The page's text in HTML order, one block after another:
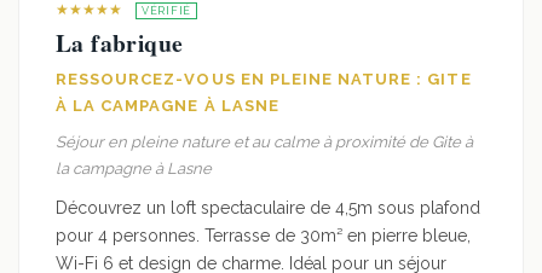
★★★★★ VÉRIFIÉ
La fabrique
RESSOURCEZ-VOUS EN PLEINE NATURE : GITE
À LA CAMPAGNE À LASNE
Séjour en pleine nature et au calme à proximité de Gite à
la campagne à Lasne
Découvrez un loft spectaculaire de 4,5m sous plafond
pour 4 personnes. Terrasse de 30m² en pierre bleue,
Wi-Fi 6 et design de charme. Idéal pour un séjour